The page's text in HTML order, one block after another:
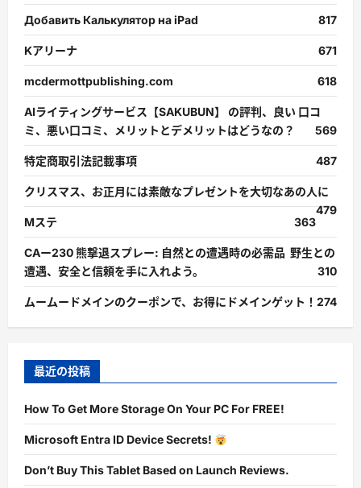
Добавить Калькулятор на iPad 817
Kアリーナ 671
mcdermottpublishing.com 618
AIライティングサービス【SAKUBUN】 の評判、良い 口コ
ミ、悪い口コミ、メリットとデメリットはどうなの？
569
特定商取引法記載事項 487
クリスマス、お正月には素敵なプレゼントを大切なあの人に
479
Mステ
363
CAー230 熊撃退スプレー: 自然との遭遇時の必需品 野生との
遭遇、安全と信頼を手に入れよう。
310
ムームードメインのクーポンで、お得にドメインゲット！ 274
最近の投稿
How To Get More Storage On Your PC For FREE!
Microsoft Entra ID Device Secrets!
Don’t Buy This Tablet Based on Launch Reviews.